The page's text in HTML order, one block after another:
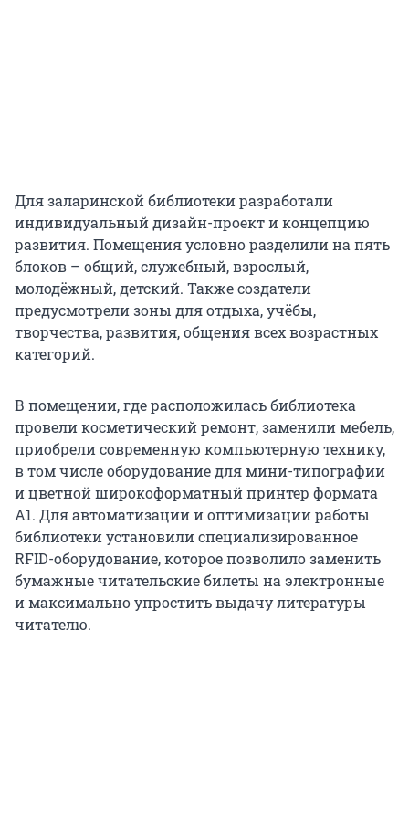
Для заларинской библиотеки разработали
индивидуальный дизайн-проект и концепцию
развития. Помещения условно разделили на пять
блоков – общий, служебный, взрослый,
молодёжный, детский. Также создатели
предусмотрели зоны для отдыха, учёбы,
творчества, развития, общения всех возрастных
категорий.
В помещении, где расположилась библиотека
провели косметический ремонт, заменили мебель,
приобрели современную компьютерную технику,
в том числе оборудование для мини-типографии
и цветной широкоформатный принтер формата
А1. Для автоматизации и оптимизации работы
библиотеки установили специализированное
RFID-оборудование, которое позволило заменить
бумажные читательские билеты на электронные
и максимально упростить выдачу литературы
читателю.